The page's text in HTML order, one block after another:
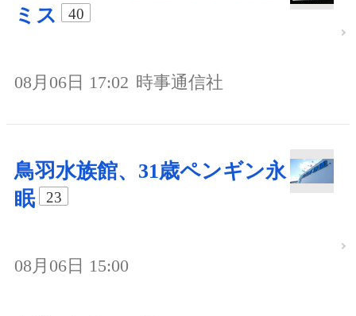
ミス
40
08月06日 17:02 時事通信社
鳥羽水族館、31歳ペンギン永
眠
23
08月06日 15:00